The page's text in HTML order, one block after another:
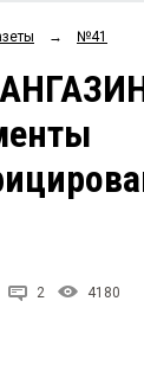
→ №41
2 4180